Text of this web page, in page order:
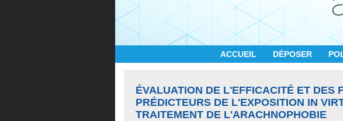
ACCUEIL DÉPOSER
ÉVALUATION DE L'EFFICACITÉ ET DES
PRÉDICTEURS DE L'EXPOSITION IN
TRAITEMENT DE L'ARACHNOPHOBIE